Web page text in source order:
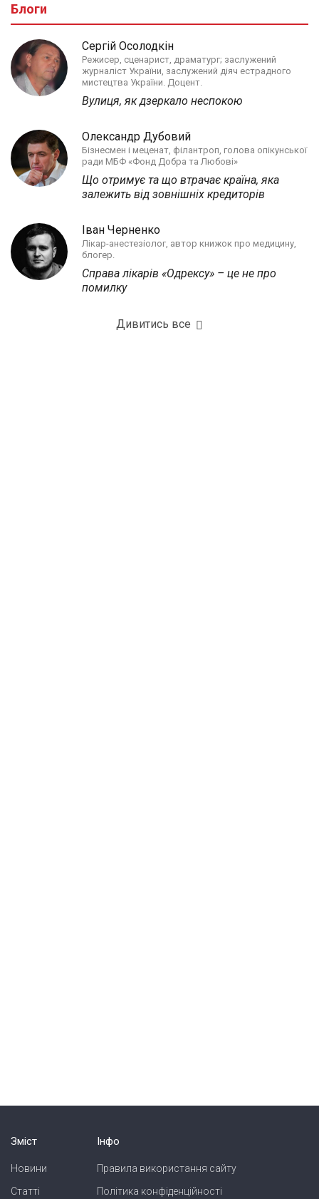
Блоги
Сергій Осолодкін
Режисер, сценарист, драматург; заслужений
журналіст України, заслужений діяч естрадного
мистецтва України. Доцент.
Вулиця, як дзеркало неспокою
Олександр Дубовий
Бізнесмен і меценат, філантроп, голова опікунської
ради МБФ «Фонд Добра та Любові»
Що отримує та що втрачає країна, яка
залежить від зовнішніх кредиторів
Іван Черненко
Лікар-анестезіолог, автор книжок про медицину,
блогер.
Справа лікарів «Одрексу» – це не про
помилку
Дивитись все
Зміст
Новини
Статті
Інфо
Правила використання сайту
Політика конфіденційності